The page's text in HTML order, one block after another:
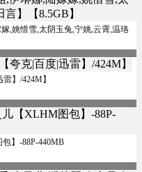
,姚惜雪,太阴玉兔,宁姚,云霄,温珞
】/424M】
】-88P-440MB